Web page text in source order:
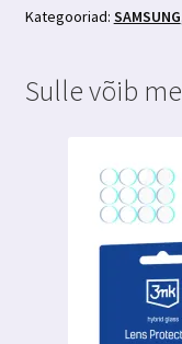
kaitseklaas
Max
Kategooriad: SAMSUNG
Sulle võib